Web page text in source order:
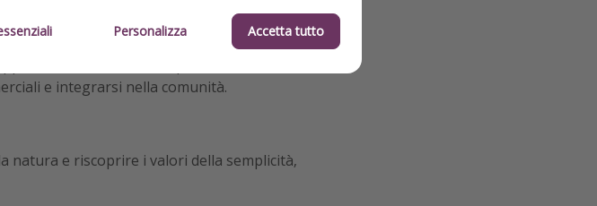
nazionale che aiuta piccoli borghi spagnoli
e integrarsi nella comunità.
natura e riscoprire i valori della semplicità,
Personalizza Accetta tutto